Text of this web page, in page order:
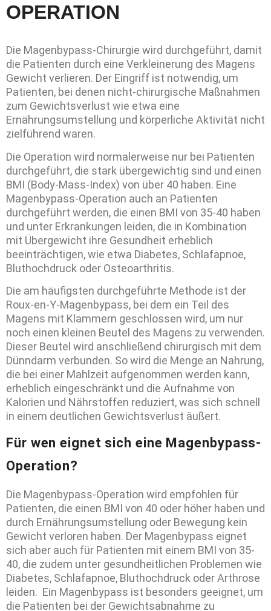
OPERATION
Die Magenbypass-Chirurgie wird durchgeführt, damit
die Patienten durch eine Verkleinerung des Magens
Gewicht verlieren. Der Eingriff ist notwendig, um
Patienten, bei denen nicht-chirurgische Maßnahmen
zum Gewichtsverlust wie etwa eine
Ernährungsumstellung und körperliche Aktivität nicht
zielführend waren.
Die Operation wird normalerweise nur bei Patienten
durchgeführt, die stark übergewichtig sind und einen
BMI (Body-Mass-Index) von über 40 haben. Eine
Magenbypass-Operation auch an Patienten
durchgeführt werden, die einen BMI von 35-40 haben
und unter Erkrankungen leiden, die in Kombination
mit Übergewicht ihre Gesundheit erheblich
beeinträchtigen, wie etwa Diabetes, Schlafapnoe,
Bluthochdruck oder Osteoarthritis.
Die am häufigsten durchgeführte Methode ist der
Roux-en-Y-Magenbypass, bei dem ein Teil des
Magens mit Klammern geschlossen wird, um nur
noch einen kleinen Beutel des Magens zu verwenden.
Dieser Beutel wird anschließend chirurgisch mit dem
Dünndarm verbunden. So wird die Menge an Nahrung,
die bei einer Mahlzeit aufgenommen werden kann,
erheblich eingeschränkt und die Aufnahme von
Kalorien und Nährstoffen reduziert, was sich schnell
in einem deutlichen Gewichtsverlust äußert.
Für wen eignet sich eine Magenbypass-
Operation?
Die Magenbypass-Operation wird empfohlen für
Patienten, die einen BMI von 40 oder höher haben und
durch Ernährungsumstellung oder Bewegung kein
Gewicht verloren haben. Der Magenbypass eignet
sich aber auch für Patienten mit einem BMI von 35-
40, die zudem unter gesundheitlichen Problemen wie
Diabetes, Schlafapnoe, Bluthochdruck oder Arthrose
leiden. Ein Magenbypass ist besonders geeignet, um
die Patienten bei der Gewichtsabnahme zu